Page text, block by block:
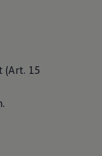
(Art. 15